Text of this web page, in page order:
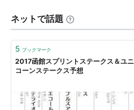
ネットで話題
5 ブックマーク
2017函館スプリントステークス＆ユニ
コーンステークス予想